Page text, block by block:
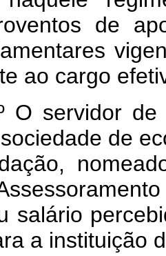
de
ao cargo
O servidor de
de
salário
a instituição